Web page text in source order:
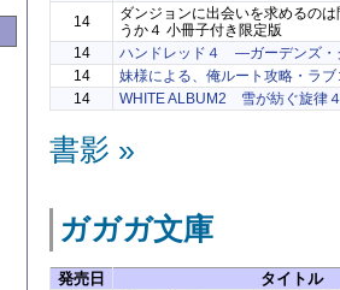
14
ダンジョンに出会いを求めるの
うか４ 小冊子付き限定版
14
ハンドレッド４ ―ガーデンズ
14
妹様による、俺ルート攻略・ラ
14
WHITE ALBUM2 雪が紡ぐ旋律
書影 »
ガガガ文庫
発売日 タイトル